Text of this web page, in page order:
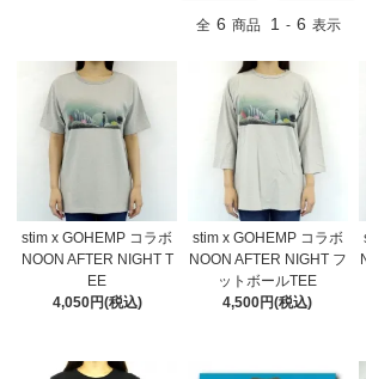
全 6 商品 1 - 6 表示
stim x GOHEMP コラボ
NOON AFTER NIGHT T
EE
4,050円(税込)
stim x GOHEMP コラボ
NOON AFTER NIGHT フ
ットボールTEE
4,500円(税込)